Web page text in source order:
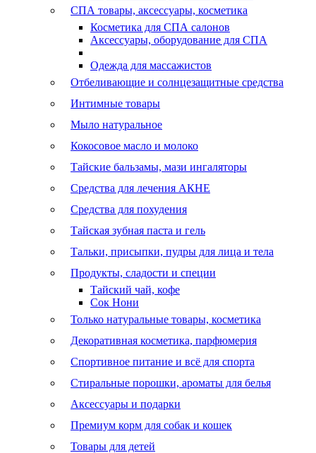
СПА товары, аксессуары, косметика
Косметика для СПА салонов
Аксессуары, оборудование для СПА
Одежда для массажистов
Отбеливающие и солнцезащитные средства
Интимные товары
Мыло натуральное
Кокосовое масло и молоко
Тайские бальзамы, мази ингаляторы
Средства для лечения АКНЕ
Средства для похудения
Тайская зубная паста и гель
Тальки, присыпки, пудры для лица и тела
Продукты, сладости и специи
Тайский чай, кофе
Сок Нони
Только натуральные товары, косметика
Декоративная косметика, парфюмерия
Спортивное питание и всё для спорта
Стиральные порошки, ароматы для белья
Аксессуары и подарки
Премиум корм для собак и кошек
Товары для детей